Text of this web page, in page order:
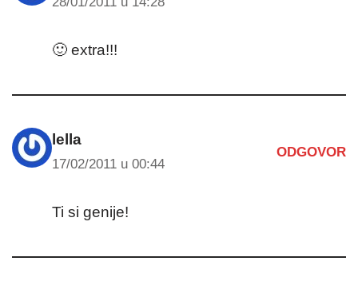
🙂 extra!!!
lella
17/02/2011 u 00:44
ODGOVOR
Ti si genije!